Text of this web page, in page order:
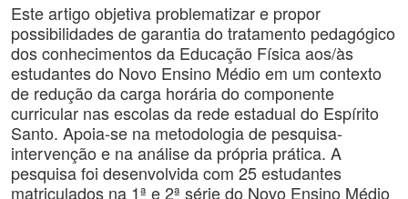
Este artigo objetiva problematizar e propor
possibilidades de garantia do tratamento pedagógico
dos conhecimentos da Educação Física aos/às
estudantes do Novo Ensino Médio em um contexto
de redução da carga horária do componente
curricular nas escolas da rede estadual do Espírito
Santo. Apoia-se na metodologia de pesquisa-
intervenção e na análise da própria prática. A
pesquisa foi desenvolvida com 25 estudantes
matriculados na 1ª e 2ª série do Novo Ensino Médio